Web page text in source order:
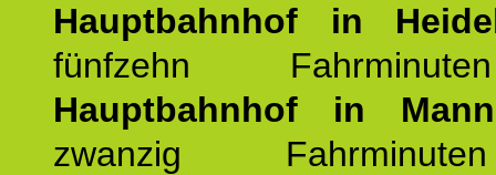
Hauptbahnhof in
fünfzehn
Hauptbahnhof in
zwanzig